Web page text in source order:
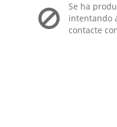
Se ha
intentando
contacte